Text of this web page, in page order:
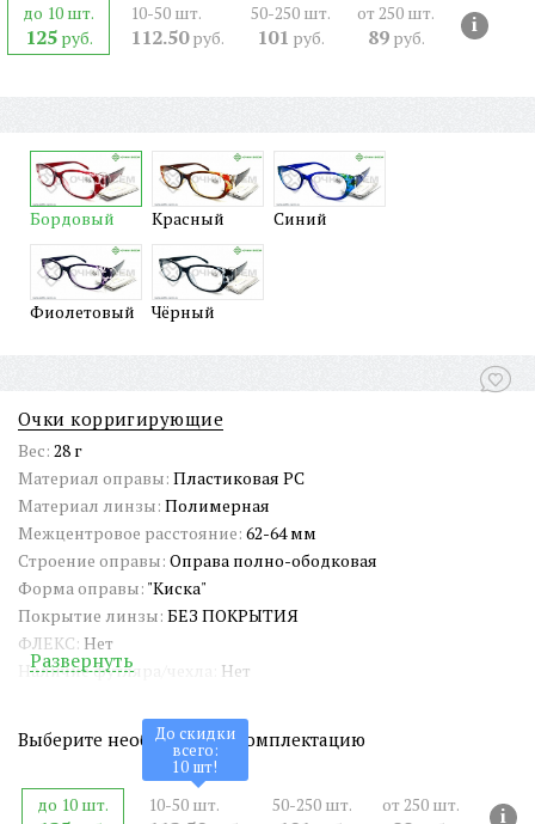
до 10 шт.
125руб.
10-50 шт.
112.50руб.
50-250 шт.
101 руб.
от 250 шт.
89руб.
i
Бордовый Красный Синий
Фиолетовый Чёрный
Очки корригирующие
Вес: 28 г
Материал оправы: Пластиковая PC
Материал линзы: Полимерная
Межцентровое расстояние: 62-64 мм
Строение оправы: Оправа полно-ободковая
Форма оправы: "Киска"
Покрытие линзы: БЕЗ ПОКРЫТИЯ
ФЛЕКС: Нет
Наличие футляра/чехла: Нет
Ширина окуляра:51 мм
Ширина оправы:
135 мм
Ширина переносицы:17 мм
Страна происхождения:
Развернуть
Выберите необходимую комплектацию
до 10 шт. 10-50 шт.
До скидки
всего:
10 шт!
50-250 шт. от 250 шт. i